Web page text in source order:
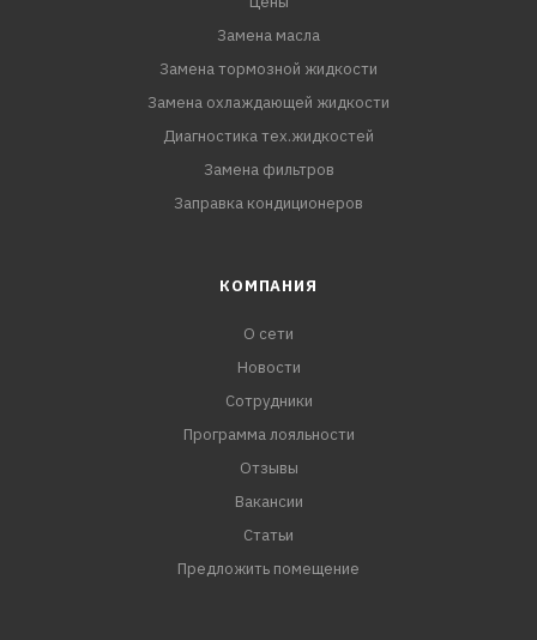
Замена масла
Замена тормозной жидкости
Замена охлаждающей жидкости
Диагностика тех.жидкостей
Замена фильтров
Заправка кондиционеров
КОМПАНИЯ
О сети
Новости
Сотрудники
Программа лояльности
Отзывы
Вакансии
Статьи
Предложить помещение